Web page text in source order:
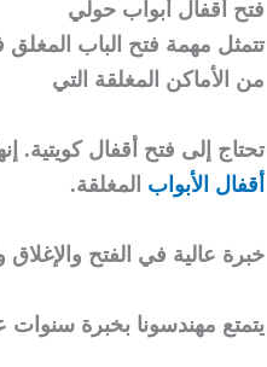
فتح أقفال أبواب حولي
تتمثل مهمة فتح الباب المغلق
من الأماكن المغلقة التي
تحتاج إلى فتح أقفال كويتية.
أقفال الأبواب المغلقة.
خبرة عالية في الفتح
يتمتع مهندسونا بخبرة سنوات